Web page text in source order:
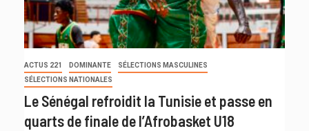
ACTUS 221 DOMINANTE
SÉLECTIONS MASCULINES
SÉLECTIONS NATIONALES
Le Sénégal refroidit la Tunisie et passe en
quarts de finale de l’Afrobasket U18